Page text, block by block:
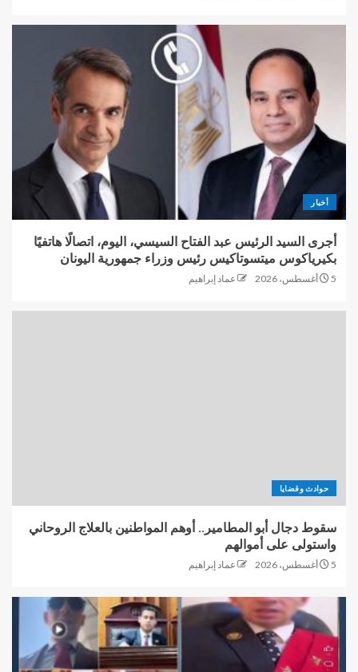
أخبار
أجرى السيد الرئيس عبد الفتاح السيسي، اليوم، اتصالًا هاتفيًا
بكيرياكوس ميتسوتاكيس رئيس وزراء جمهورية اليونان
5 أغسطس، 2026 عماد إبراهيم
حوادث وقضايا
سقوط دجال أبو المطامير.. أوهم المواطنين بالعلاج الروحاني
واستولى على أموالهم
5 أغسطس، 2026 عماد إبراهيم